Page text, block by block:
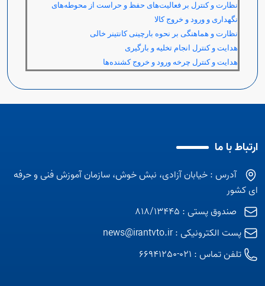
نظارت و کنترل بر فعالیت‌های حفظ و حراست از محوطه‌های
نگهداری و ورود و خروج کالا
نظارت و هماهنگی بر نحوه بارچینی کانتینر خالی
هدایت و کنترل انجام تخلیه و بارگیری
هدایت و کنترل چرخه ورود و خروج کشنده‌ها
ارتباط با ما
آدرس : خیابان آزادی، نبش خوش، سازمان آموزش فنی و حرفه
ای کشور
صندوق پستی : 818/13445
پست الکترونیکی :news@irantvto.ir
تلفن تماس : 021-66941250